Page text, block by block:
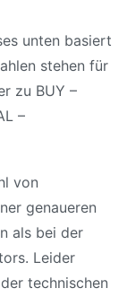
unten basiert
stehen für
zu BUY –
–
von
genaueren
als bei der
Leider
technischen